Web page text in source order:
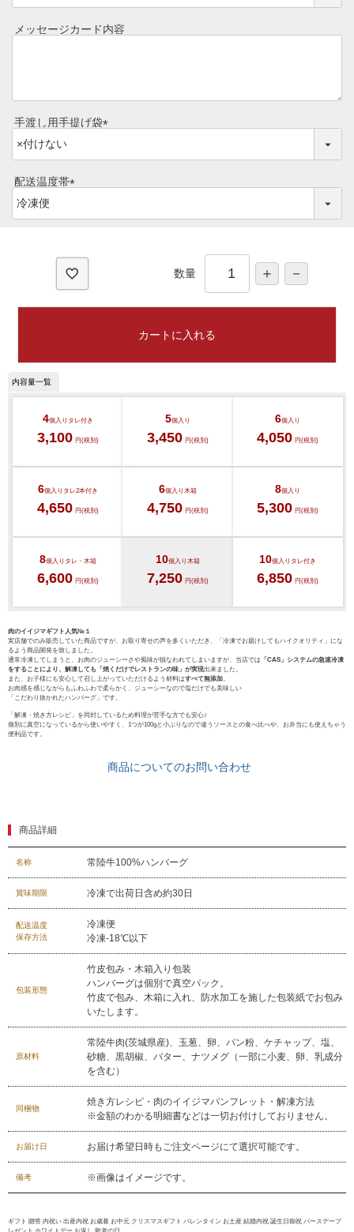
ご注文ガイド
配送・送料
イイジマとは
常陸牛とは？
マイページ
ゴルフコンペ
よくある質問
食べ方レシピ
食べ方からから探す
すき焼き
レトルトカレー
シャルキュトリー
コーンスープ
目録ギフト
手造りタレ
必
須
メッセージカード内容
手渡し用手提げ袋
必
配送温度帯
必
数量
カートに入れる
4個入り タレ付き
3,100 円(税別)
5個入り
3,450 円(税別)
6個入り
4,050 円(税別)
6個入り タレ2本付き
4,650 円(税別)
6個入り 木箱
4,750 円(税別)
8個入り
5,300 円(税別)
8個入り タレ・木箱
6,600 円(税別)
10個入り 木箱
7,250 円(税別)
10個入り タレ付き
6,850 円(税別)
肉のイイジマギフト人気№１
実店舗でのみ販売していた商品ですが、お取り寄せの声を多くいただき、「冷凍でお届けしてもハイクオリティ」にな
るよう商品開発を致しました。
通常冷凍してしまうと、お肉のジューシーさや風味が損なわれてしまいますが、当店では 「CAS」システムの急速冷凍
をすることにより、解凍しても「焼くだけでレストランの味」が実現出来ました。
また、お子様にも安心して召し上がっていただけるよう材料はすべて無添加。
お肉感を感じながらもふわふわで柔らかく、ジューシーなので塩だけでも美味しい
「こだわり抜かれたハンバーグ」です。
「解凍・焼き方レシピ」を同封しているため料理が苦手な方でも安心♪
個別に真空になっているから使いやすく、1つが100gと小ぶりなので違うソースとの食べ比べや、お弁当にも使えちゃう
便利品です。
商品についてのお問い合わせ
商品詳細
名称 常陸牛100%ハンバーグ
賞味期限 冷凍で出荷日含め約30日
配送温度
保存方法
冷凍便
冷凍-18℃以下
包装形態
竹皮包み・木箱入り包装
ハンバーグは個別で真空パック。
竹皮で包み、木箱に入れ、防水加工を施した包装紙でお包み
いたします。
原材料
常陸牛肉(茨城県産)、玉葱、卵、パン粉、ケチャップ、塩、
砂糖、黒胡椒、バター、ナツメグ（一部に小麦、卵、乳成分
を含む）
同梱物
焼き方レシピ・肉のイイジマパンフレット・解凍方法
※金額のわかる明細書などは一切お付けしておりません。
お届け日 お届け希望日時もご注文ページにて選択可能です。
備考 ※画像はイメージです。
ギフト 贈答 内祝い 出産内祝 お歳暮 お中元 クリスマスギフト バレンタイン お土産 結婚内祝 誕生日御祝 バースデープ